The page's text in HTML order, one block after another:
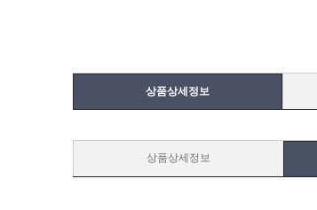
상품상세정보
상품상세정보